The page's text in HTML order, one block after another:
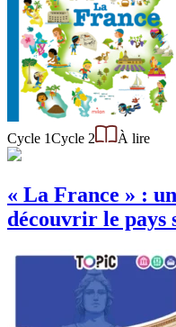
Cycle 1Cycle 2 À lire
« La France » :
découvrir le pays